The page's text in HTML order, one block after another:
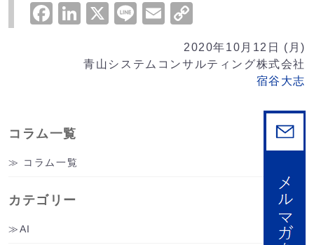
Facebook
LinkedIn
X LineEmail
Link
2020年10月12日 (月)
青山システムコンサルティング株式会社
宿谷大志
コラム一覧
コラム一覧
カテゴリー
AI